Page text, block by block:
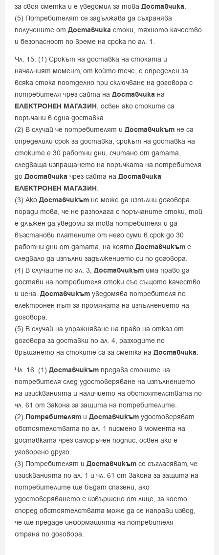
за своя сметка и е уведомил за това Доставчика.
(5) Потребителят се задължава да съхранява
получените от Доставчика стоки, тяхното качество
и безопасност по време на срока по ал. 1.
Чл. 15. (1) Срокът на доставка на стоката и
началният момент, от който тече, е определен за
всяка стока поотделно при сключване на договора с
потребителя чрез сайта на Доставчика на
ЕЛЕКТРОНЕН МАГАЗИН, освен ако стоките са
поръчани в една доставка.
(2) В случай че потребителят и Доставчикът не са
определили срок за доставка, срокът на доставка на
стоките е 30 работни дни, считано от датата,
следваща изпращането на поръчката на потребителя
до Доставчика чрез сайта на Доставчика
ЕЛЕКТРОНЕН МАГАЗИН.
(3) Ако Доставчикът не може да изпълни договора
поради това, че не разполага с поръчаните стоки, той
е длъжен да уведоми за това потребителя и да
възстанови платените от него суми в срок до 30
работни дни от датата, на която Доставчикът е
следвало да изпълни задължението си по договора.
(4) В случаите по ал. 3, Доставчикът има право да
достави на потребителя стоки със същото качество
и цена. Доставчикът уведомява потребителя по
електронен път за промяната на изпълнението на
договора.
(5) В случай на упражняване на право на отказ от
договора за доставки по ал. 4, разходите по
връщането на стоките са за сметка на Доставчика.
Чл. 16. (1) Доставчикът предава стоките на
потребителя след удостоверяване на изпълнението
на изискванията и наличието на обстоятелствата по
чл. 61 от Закона за защита на потребителите.
(2) Потребителят и Доставчикът удостоверяват
обстоятелствата по ал. 1 писмено в момента на
доставката чрез саморъчен подпис, освен ако е
уговорено друго.
(3) Потребителят и Доставчикът се съгласяват, че
изискванията по ал. 1 и чл. 61 от Закона за защита на
потребителите ще бъдат спазени, ако
удостоверяването е извършено от лице, за което
според обстоятелствата може да се направи извод,
че ще предаде информацията на потребителя –
страна по договора.